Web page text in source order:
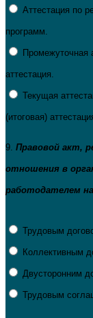
Аттестация по
программ.
Промежуточная
аттестация.
Текущая
(итоговая)
9. Правовой акт,
отношения в
работодателем
Трудовым
Коллективным
Двусторонним
Трудовым